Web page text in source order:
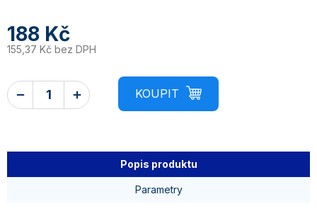
188 Kč
155,37 Kč bez DPH
Popis produktu
Parametry